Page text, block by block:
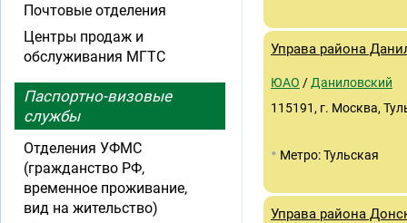
Управа района
ЮАО / Даниловский
115191, г. Москва,
• Метро: Тульская
Управа района
Почтовые отделения
Центры продаж и
обслуживания МГТС
Паспортно-визовые
службы
Отделения УФМС
(гражданство РФ,
временное проживание,
вид на жительство)